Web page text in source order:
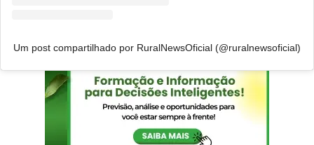
Um post compartilhado por RuralNewsOficial (@ruralnewsoficial)